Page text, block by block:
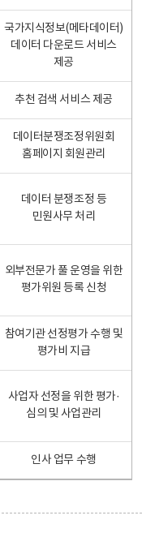
국가지식정보(메타데이터)
데이터 다운로드 서비스
제공
추천 검색 서비스 제공
데이터분쟁조정위원회
홈페이지 회원관리
데이터 분쟁조정 등
민원사무 처리
외부전문가 풀 운영을 위한
평가위원 등록 신청
참여기관 선정평가 수행 및
평가비 지급
사업자 선정을 위한 평가·
심의 및 사업관리
인사 업무 수행